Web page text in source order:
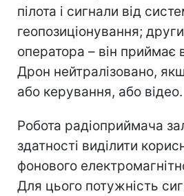
пілота і сигнали від
геопозиціонування;
оператора – він приймає
Дрон нейтралізовано,
або керування, або відео.
Робота радіоприймача
здатності виділити
фонового
Для цього потужність